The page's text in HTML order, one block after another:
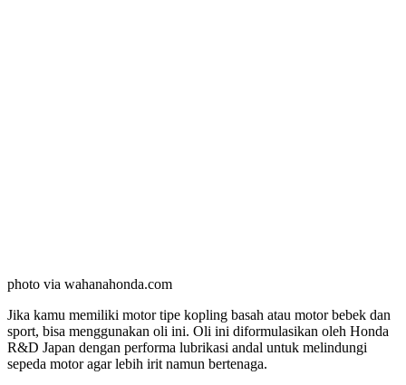
photo via wahanahonda.com
Jika kamu memiliki motor tipe kopling basah atau motor bebek dan
sport, bisa menggunakan oli ini. Oli ini diformulasikan oleh Honda
R&D Japan dengan performa lubrikasi andal untuk melindungi
sepeda motor agar lebih irit namun bertenaga.